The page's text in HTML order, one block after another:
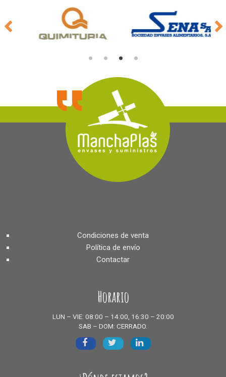
Condiciones de venta
Política de envío
Contactar
Horario
LUN – VIE: 08:00 – 14:00, 16:30 – 20:00
SAB – DOM: CERRADO.